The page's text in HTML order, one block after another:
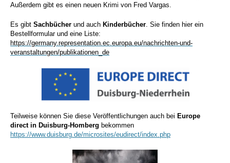
Außerdem gibt es einen neuen Krimi von Fred Vargas.
Es gibt Sachbücher und auch Kinderbücher. Sie finden hier ein
Bestellformular und eine Liste:
https://germany.representation.ec.europa.eu/nachrichten-und-
veranstaltungen/publikationen_de
Teilweise können Sie diese Veröffentlichungen auch bei Europe
direct in Duisburg-Homberg bekommen
https://www.duisburg.de/microsites/eudirect/index.php